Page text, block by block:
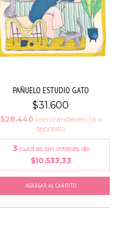
PAÑUELO ESTUDIO GATO
$31.600
$28.440 con transferencia o
depósito.
3 cuotas sin interés de
$10.533,33
AGREGAR AL CARRITO